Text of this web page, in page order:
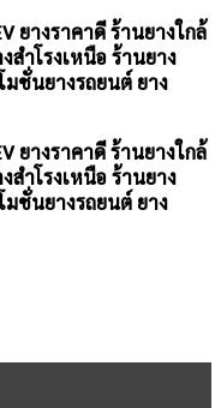
ยางราคาดี ร้านยางใกล้
สำโรงเหนือ ร้านยาง
ชั่นยางรถยนต์ ยาง
ยางราคาดี ร้านยางใกล้
สำโรงเหนือ ร้านยาง
ชั่นยางรถยนต์ ยาง